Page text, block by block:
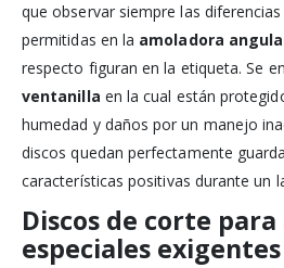
que observar siempre las
permitidas en la amoladora
respecto figuran en la etiqueta. Se
ventanilla en la cual están
humedad y daños por un manejo
discos quedan perfectamente
características positivas durante un
Discos de corte
especiales exigentes